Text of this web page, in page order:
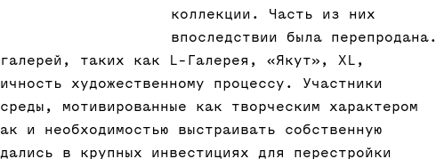
коллекции. Часть из них
впоследствии была перепродана.
таких как L-Галерея, «Якут», XL,
художественному процессу. Участники
мотивированные как творческим характером
и необходимостью выстраивать собственную
в крупных инвестициях для перестройки